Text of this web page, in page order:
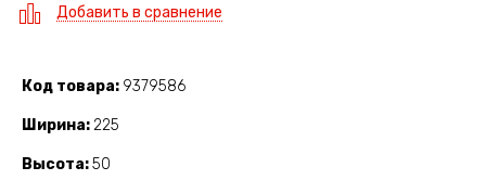
Добавить в сравнение
Код товара 9379586
Ширина 225
Высота 50